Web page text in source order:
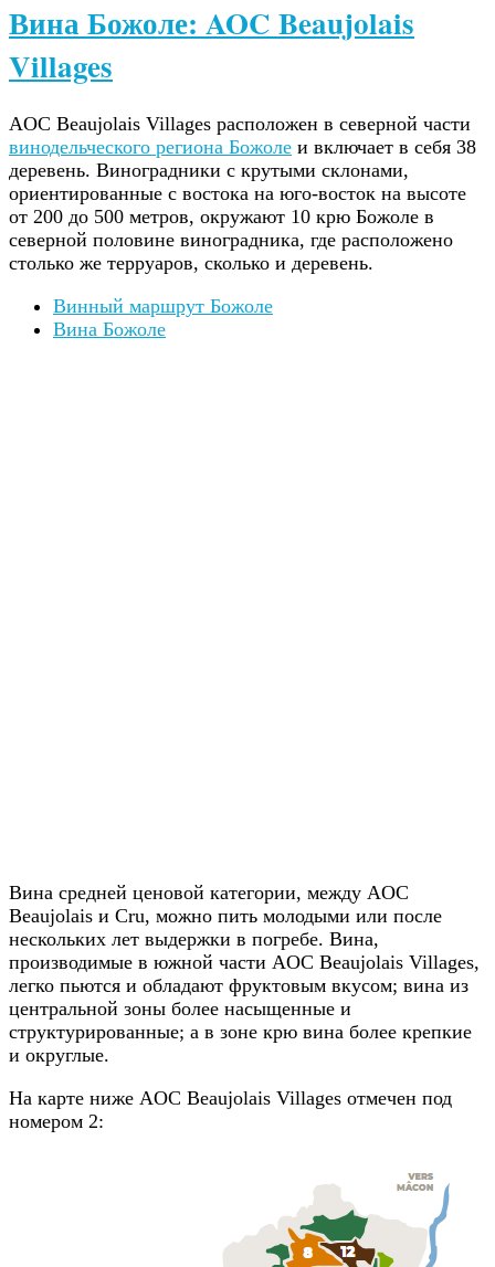
Вина Божоле: AOC Beaujolais
Villages
AOC Beaujolais Villages расположен в северной части
винодельческого региона Божоле и включает в себя 38
деревень. Виноградники с крутыми склонами,
ориентированные с востока на юго-восток на высоте
от 200 до 500 метров, окружают 10 крю Божоле в
северной половине виноградника, где расположено
столько же терруаров, сколько и деревень.
Винный маршрут Божоле
Вина Божоле
Вина средней ценовой категории, между AOC
Beaujolais и Cru, можно пить молодыми или после
нескольких лет выдержки в погребе. Вина,
производимые в южной части AOC Beaujolais Villages,
легко пьются и обладают фруктовым вкусом; вина из
центральной зоны более насыщенные и
структурированные; а в зоне крю вина более крепкие
и округлые.
На карте ниже AOC Beaujolais Villages отмечен под
номером 2: